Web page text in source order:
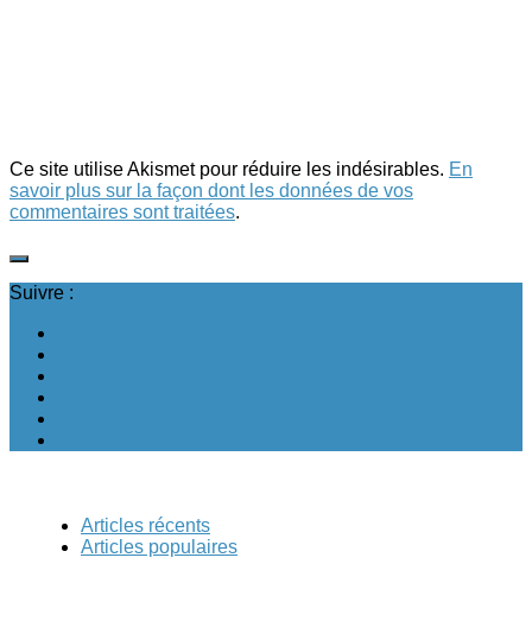
Ce site utilise Akismet pour réduire les indésirables. En
savoir plus sur la façon dont les données de vos
commentaires sont traitées.
Suivre :
Articles récents
Articles populaires